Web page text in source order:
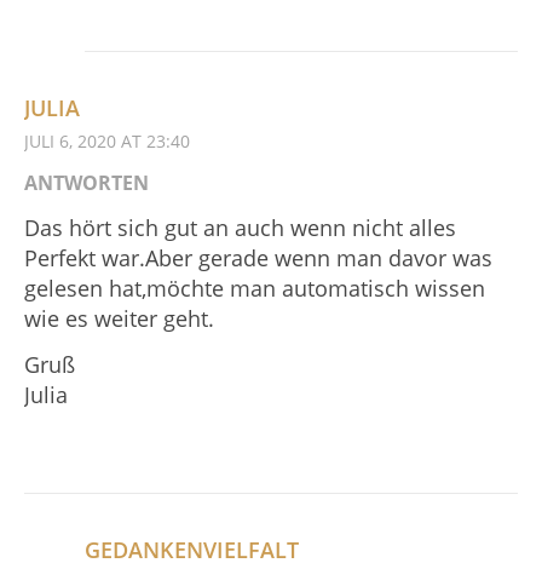
JULIA
JULI 6, 2020 AT 23:40
ANTWORTEN
Das hört sich gut an auch wenn nicht alles
Perfekt war.Aber gerade wenn man davor was
gelesen hat,möchte man automatisch wissen
wie es weiter geht.
Gruß
Julia
GEDANKENVIELFALT